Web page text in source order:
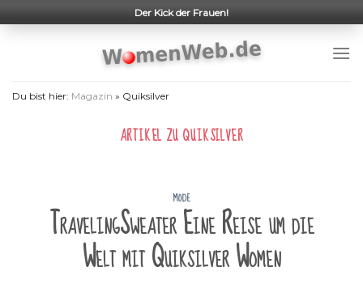
to
Der Kick der Frauen!
Du bist hier: Magazin » Quiksilver
ARTIKEL ZUQUIKSILVER
MODE
TravelingSweater Eine Reise um die
Welt mit Quiksilver Women